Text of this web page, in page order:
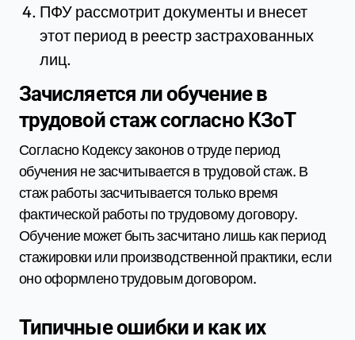
ПФУ рассмотрит документы и внесет
этот период в реестр застрахованных
лиц.
Зачисляется ли обучение в
трудовой стаж согласно КЗоТ
Согласно Кодексу законов о труде период
обучения не засчитывается в трудовой стаж. В
стаж работы засчитывается только время
фактической работы по трудовому договору.
Обучение может быть засчитано лишь как период
стажировки или производственной практики, если
оно оформлено трудовым договором.
Типичные ошибки и как их